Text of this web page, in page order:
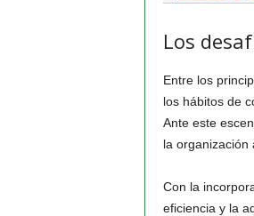
Los
Entre los
los hábitos de
Ante este
la organización
Con la
eficiencia y la